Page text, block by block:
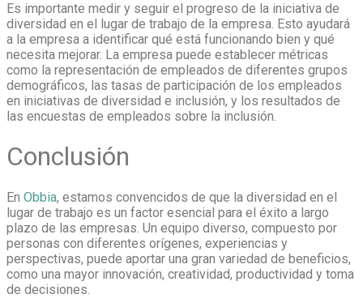
Es importante medir y seguir el progreso de la iniciativa de
diversidad en el lugar de trabajo de la empresa. Esto ayudará
a la empresa a identificar qué está funcionando bien y qué
necesita mejorar. La empresa puede establecer métricas
como la representación de empleados de diferentes grupos
demográficos, las tasas de participación de los empleados
en iniciativas de diversidad e inclusión, y los resultados de
las encuestas de empleados sobre la inclusión.
Conclusión
En Obbia, estamos convencidos de que la diversidad en el
lugar de trabajo es un factor esencial para el éxito a largo
plazo de las empresas. Un equipo diverso, compuesto por
personas con diferentes orígenes, experiencias y
perspectivas, puede aportar una gran variedad de beneficios,
como una mayor innovación, creatividad, productividad y toma
de decisiones.